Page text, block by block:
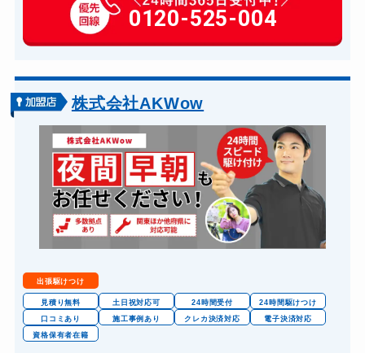
玄関カギ作成 14,300円～(税込)
玄関カギ交換 14,300円～(税込)
バイクカギ開け
バイクカギ作成 16,500円～(税込)
スーツケースカギ開け 8,800円～(税込)
スーツケースカギ作成 8,800円～(税込)
金庫カギ開け 14,300円～(税込)
金庫カギ修理 11,000円～(税込)
ロッカーカギ開け 8,800円～(税込)
ドアノブカギ開け 10,780円～(税込)
0120-525-004
株式会社AKWow
出張駆けつけ
見積り無料 土日祝対応可 24時間受付
24時間駆けつけ
口コミあり
施工事例あり クレカ決済対応
電子決済対応
資格保有者在籍